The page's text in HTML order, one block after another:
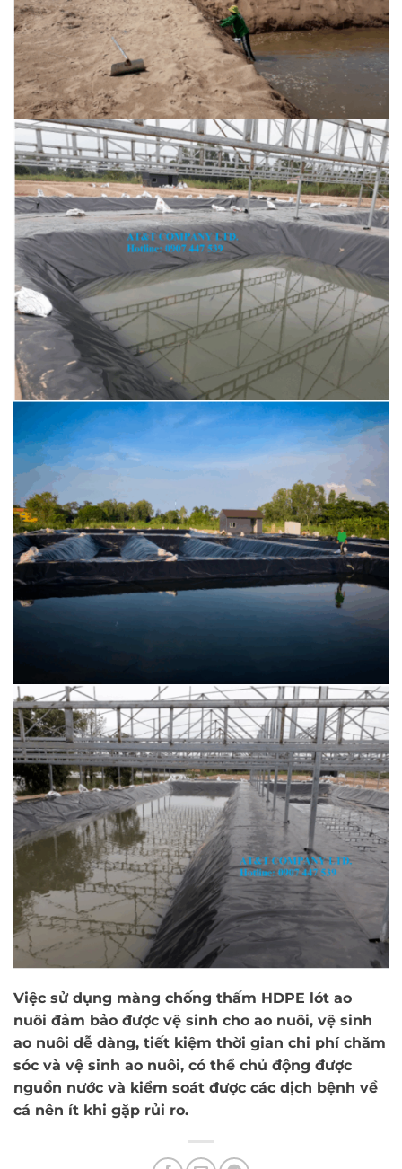
Việc sử dụng màng chống thấm HDPE lót ao
nuôi đảm bảo được vệ sinh cho ao nuôi, vệ sinh
ao nuôi dễ dàng, tiết kiệm thời gian chi phí chăm
sóc và vệ sinh ao nuôi, có thể chủ động được
nguồn nước và kiểm soát được các dịch bệnh về
cá nên ít khi gặp rủi ro.